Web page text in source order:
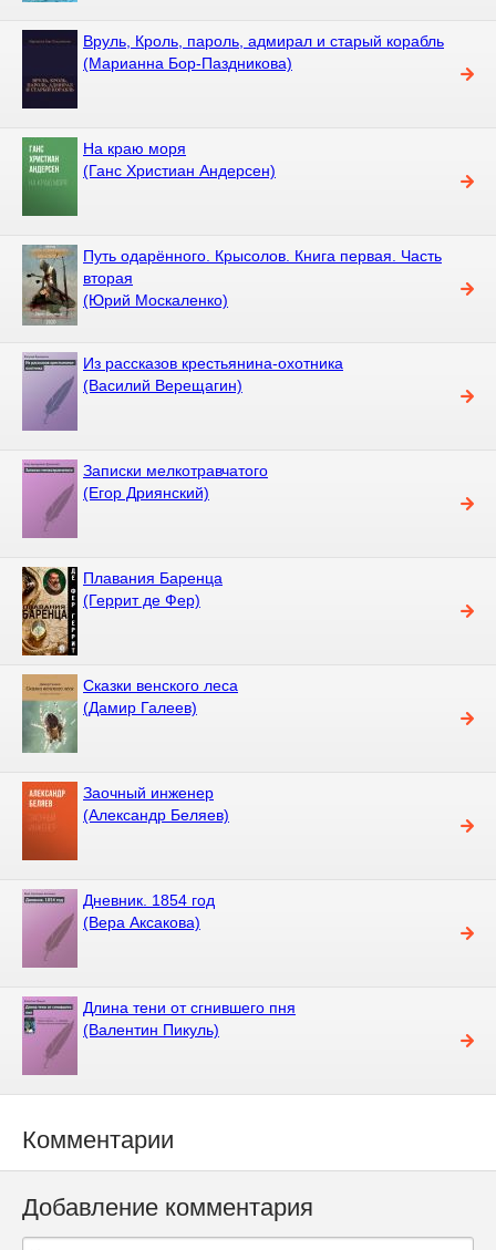
Вруль, Кроль, пароль, адмирал и старый корабль
(Марианна Бор-Паздникова)
На краю моря
(Ганс Христиан Андерсен)
Путь одарённого. Крысолов. Книга первая. Часть
вторая
(Юрий Москаленко)
Из рассказов крестьянина-охотника
(Василий Верещагин)
Записки мелкотравчатого
(Егор Дриянский)
Плавания Баренца
(Геррит де Фер)
Сказки венского леса
(Дамир Галеев)
Заочный инженер
(Александр Беляев)
Дневник. 1854 год
(Вера Аксакова)
Длина тени от сгнившего пня
(Валентин Пикуль)
Комментарии
Добавление комментария